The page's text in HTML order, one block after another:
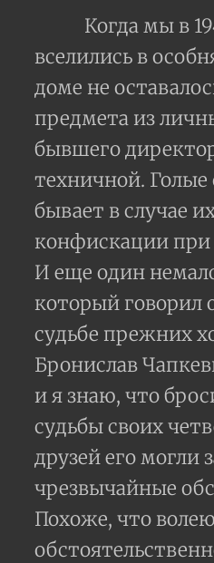
Когда мы в
вселились в
доме не
предмета из
бывшего
техничной. Голые
бывает в случае
конфискации при
И еще один
который говорил
судьбе прежних
Бронислав
и я знаю, что
судьбы своих
друзей его могли
чрезвычайные
Похоже, что